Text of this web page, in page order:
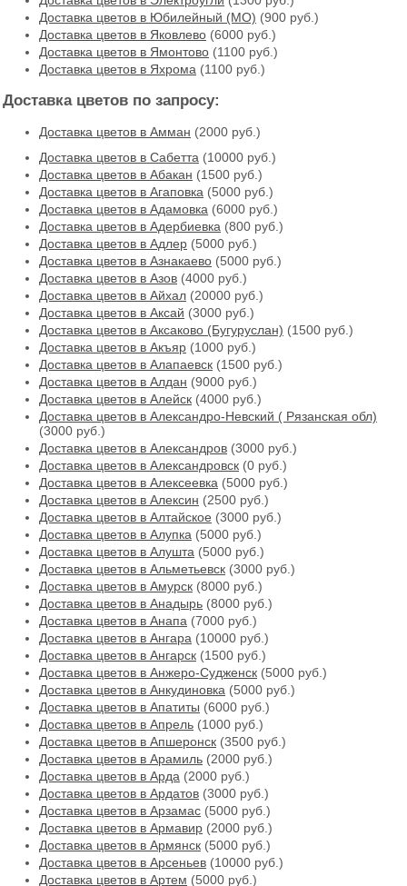
Доставка цветов в Юбилейный (МО) (900 руб.)
Доставка цветов в Яковлево (6000 руб.)
Доставка цветов в Ямонтово (1100 руб.)
Доставка цветов в Яхрома (1100 руб.)
Доставка цветов по запросу:
Доставка цветов в Амман (2000 руб.)
Доставка цветов в Cабетта (10000 руб.)
Доставка цветов в Абакан (1500 руб.)
Доставка цветов в Агаповка (5000 руб.)
Доставка цветов в Адамовка (6000 руб.)
Доставка цветов в Адербиевка (800 руб.)
Доставка цветов в Адлер (5000 руб.)
Доставка цветов в Азнакаево (5000 руб.)
Доставка цветов в Азов (4000 руб.)
Доставка цветов в Айхал (20000 руб.)
Доставка цветов в Аксай (3000 руб.)
Доставка цветов в Аксаково (Бугуруслан) (1500 руб.)
Доставка цветов в Акъяр (1000 руб.)
Доставка цветов в Алапаевск (1500 руб.)
Доставка цветов в Алдан (9000 руб.)
Доставка цветов в Алейск (4000 руб.)
Доставка цветов в Александро-Невский ( Рязанская обл)
(3000 руб.)
Доставка цветов в Александров (3000 руб.)
Доставка цветов в Александровск (0 руб.)
Доставка цветов в Алексеевка (5000 руб.)
Доставка цветов в Алексин (2500 руб.)
Доставка цветов в Алтайское (3000 руб.)
Доставка цветов в Алупка (5000 руб.)
Доставка цветов в Алушта (5000 руб.)
Доставка цветов в Альметьевск (3000 руб.)
Доставка цветов в Амурск (8000 руб.)
Доставка цветов в Анадырь (8000 руб.)
Доставка цветов в Анапа (7000 руб.)
Доставка цветов в Ангара (10000 руб.)
Доставка цветов в Ангарск (1500 руб.)
Доставка цветов в Анжеро-Судженск (5000 руб.)
Доставка цветов в Анкудиновка (5000 руб.)
Доставка цветов в Апатиты (6000 руб.)
Доставка цветов в Апрель (1000 руб.)
Доставка цветов в Апшеронск (3500 руб.)
Доставка цветов в Арамиль (2000 руб.)
Доставка цветов в Арда (2000 руб.)
Доставка цветов в Ардатов (3000 руб.)
Доставка цветов в Арзамас (5000 руб.)
Доставка цветов в Армавир (2000 руб.)
Доставка цветов в Армянск (5000 руб.)
Доставка цветов в Арсеньев (10000 руб.)
Доставка цветов в Артем (5000 руб.)